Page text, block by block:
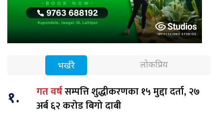
भर्खरै लोकप्रिय
१. गत वर्षसम्पत्ति शुद्धीकरणका १५ मुद्दा दर्ता, २७
अर्ब ६२ करोड बिगो दाबी